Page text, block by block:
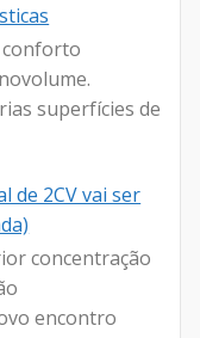
conforto
superfícies de
de 2CV vai ser
concentração
encontro